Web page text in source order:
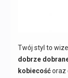
Twój styl to
dobrze
kobiecośćoraz